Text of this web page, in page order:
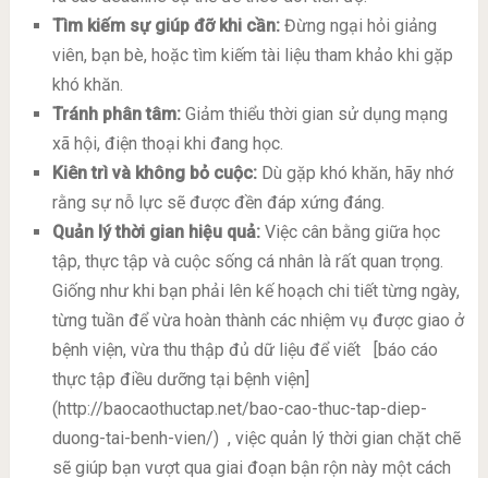
Tìm kiếm sự giúp đỡ khi cần:Đừng ngại hỏi giảng
viên, bạn bè, hoặc tìm kiếm tài liệu tham khảo khi gặp
khó khăn.
Tránh phân tâm:Giảm thiểu thời gian sử dụng mạng
xã hội, điện thoại khi đang học.
Kiên trì và không bỏ cuộc:Dù gặp khó khăn, hãy nhớ
rằng sự nỗ lực sẽ được đền đáp xứng đáng.
Quản lý thời gian hiệu quả:Việc cân bằng giữa học
tập, thực tập và cuộc sống cá nhân là rất quan trọng.
Giống như khi bạn phải lên kế hoạch chi tiết từng ngày,
từng tuần để vừa hoàn thành các nhiệm vụ được giao ở
bệnh viện, vừa thu thập đủ dữ liệu để viết
[báo cáo
thực tập điều dưỡng tại bệnh viện]
(http://baocaothuctap.net/bao-cao-thuc-tap-diep-
duong-tai-benh-vien/) , việc quản lý thời gian chặt chẽ
sẽ giúp bạn vượt qua giai đoạn bận rộn này một cách